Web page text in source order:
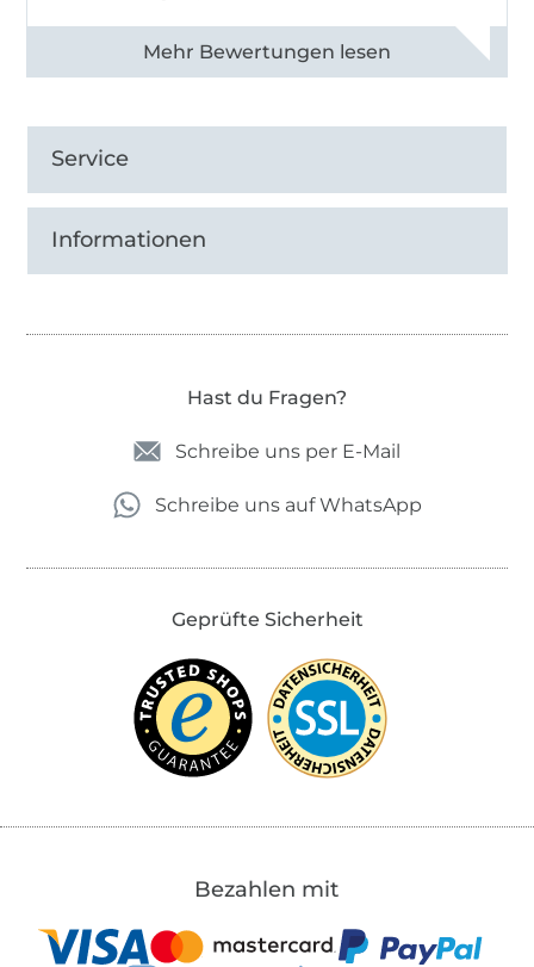
Alle 83031 Bewertungen ansehen
Service
Informationen
Hast du Fragen?
Schreibe uns per E-Mail
Schreibe uns auf WhatsApp
Geprüfte Sicherheit
Bezahlen mit